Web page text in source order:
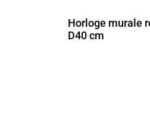
Horloge murale
D40 cm